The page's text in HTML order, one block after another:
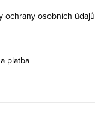
ochrany osobních údajů
platba